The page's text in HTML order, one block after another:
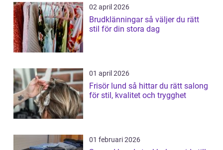
02 april 2026
Brudklänningar så väljer du rätt
stil för din stora dag
01 april 2026
Frisör lund så hittar du rätt salong
för stil, kvalitet och trygghet
01 februari 2026